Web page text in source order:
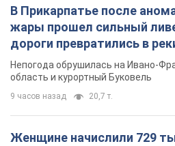
В Прикарпатье после
жары прошел сильный
дороги превратились в
Непогода обрушилась на Ивано-
область и курортный Буковель
9 часов назад 20,7 т.
Женщине начислили 729